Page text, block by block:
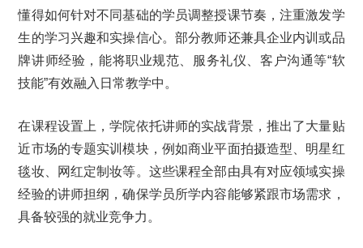
懂得如何针对不同基础的学员调整授课节奏，注重激发学
生的学习兴趣和实操信心。部分教师还兼具企业内训或品
牌讲师经验，能将职业规范、服务礼仪、客户沟通等“软
技能”有效融入日常教学中。
在课程设置上，学院依托讲师的实战背景，推出了大量贴
近市场的专题实训模块，例如商业平面拍摄造型、明星红
毯妆、网红定制妆等。这些课程全部由具有对应领域实操
经验的讲师担纲，确保学员所学内容能够紧跟市场需求，
具备较强的就业竞争力。